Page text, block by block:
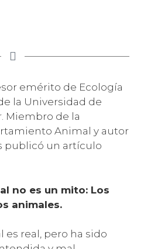
emérito de Ecología
la Universidad de
Miembro de la
Animal y autor
publicó un artículo
no es un mito: Los
animales.
es real, pero ha sido